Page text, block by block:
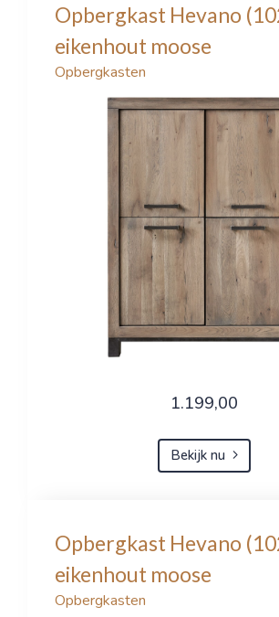
Opbergkast Hevano
eikenhout moose
Opbergkasten
1.199,00
Bekijk nu
Opbergkast Hevano
eikenhout moose
Opbergkasten